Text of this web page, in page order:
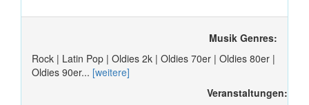
Musik Genres:
Rock | Latin Pop | Oldies 2k | Oldies 70er | Oldies 80er |
Oldies 90er... [weitere]
Veranstaltungen: